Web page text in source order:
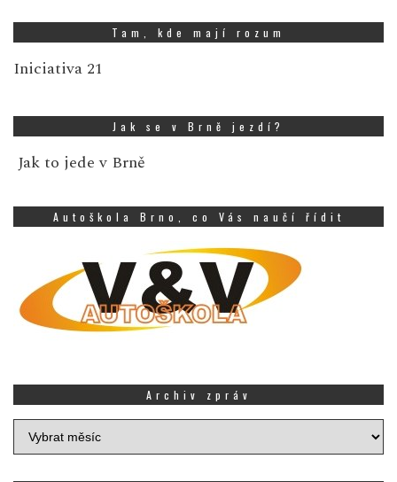
Tam, kde mají rozum
Iniciativa 21
Jak se v Brně jezdí?
Jak to jede v Brně
Autoškola Brno, co Vás naučí řídit
Archiv zpráv
Archiv
zpráv